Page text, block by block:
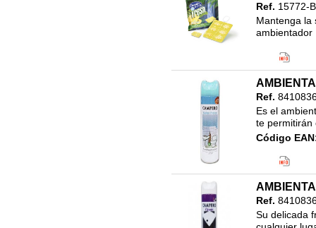
Ref. 15772-
Mantenga la
ambientador
12
Ref.
Es el
te permitirán
Código
600ML
Ref.
Su delicada